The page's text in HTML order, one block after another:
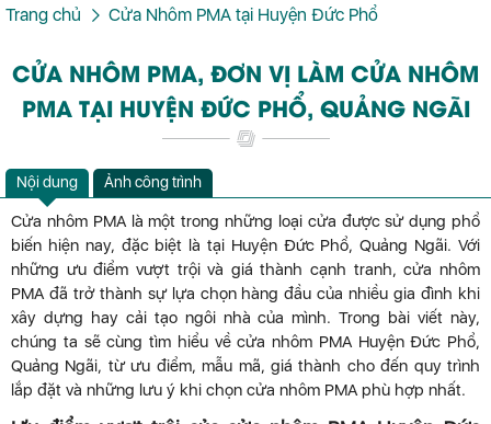
Trang chủ Cửa Nhôm PMA tại Huyện Đức Phổ
CỬA NHÔM PMA, ĐƠN VỊ LÀM CỬA NHÔM
PMA TẠI HUYỆN ĐỨC PHỔ, QUẢNG NGÃI
Nội dung Ảnh công trình
Cửa nhôm PMA là một trong những loại cửa được sử dụng phổ
biến hiện nay, đặc biệt là tại Huyện Đức Phổ, Quảng Ngãi. Với
những ưu điểm vượt trội và giá thành cạnh tranh, cửa nhôm
PMA đã trở thành sự lựa chọn hàng đầu của nhiều gia đình khi
xây dựng hay cải tạo ngôi nhà của mình. Trong bài viết này,
chúng ta sẽ cùng tìm hiểu về cửa nhôm PMA Huyện Đức Phổ,
Quảng Ngãi, từ ưu điểm, mẫu mã, giá thành cho đến quy trình
lắp đặt và những lưu ý khi chọn cửa nhôm PMA phù hợp nhất.